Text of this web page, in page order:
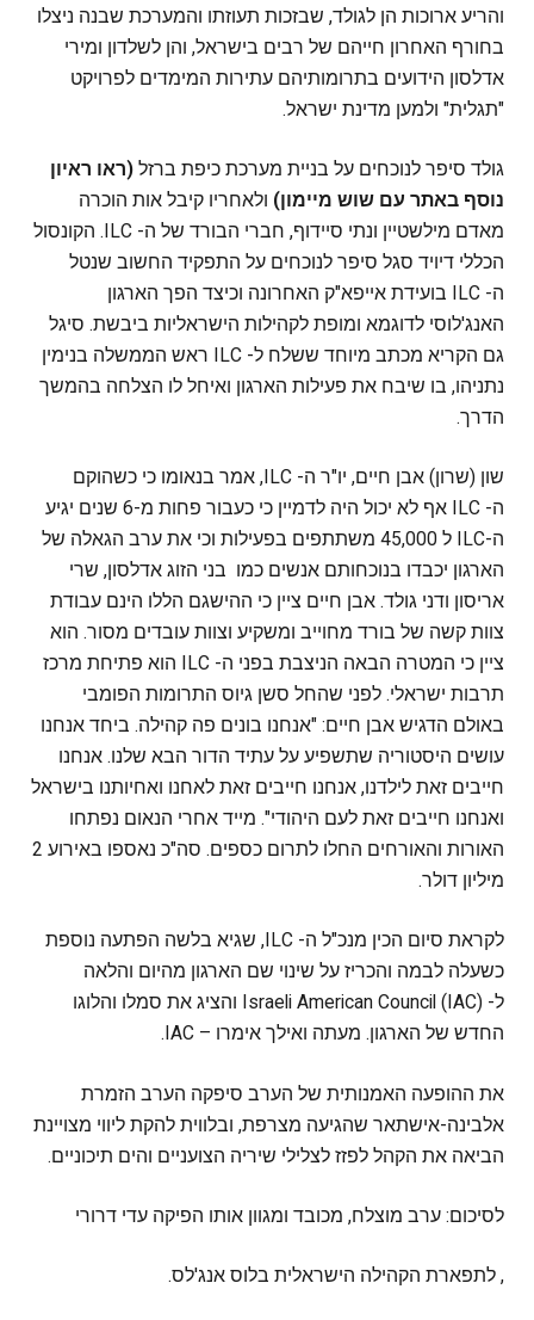
והריע ארוכות הן לגולד, שבזכות תעוזתו והמערכת שבנה ניצלו
בחורף האחרון חייהם של רבים בישראל, והן לשלדון ומירי
אדלסון הידועים בתרומותיהם עתירות המימדים לפרויקט
"תגלית" ולמען מדינת ישראל.
גולד סיפר לנוכחים על בניית מערכת כיפת ברזל (ראו ראיון
נוסף באתר עם שוש מיימון) ולאחריו קיבל אות הוכרה
מאדם מילשטיין ונתי סיידוף, חברי הבורד של ה- ILC. הקונסול
הכללי דיויד סגל סיפר לנוכחים על התפקיד החשוב שנטל
ה- ILC בועידת אייפא"ק האחרונה וכיצד הפך הארגון
האנג'לוסי לדוגמא ומופת לקהילות הישראליות ביבשת. סיגל
גם הקריא מכתב מיוחד ששלח ל- ILC ראש הממשלה בנימין
נתניהו, בו שיבח את פעילות הארגון ואיחל לו הצלחה בהמשך
הדרך.
שון (שרון) אבן חיים, יו"ר ה- ILC, אמר בנאומו כי כשהוקם
ה- ILC אף לא יכול היה לדמיין כי כעבור פחות מ-6 שנים יגיע
ה-ILC ל 45,000 משתתפים בפעילות וכי את ערב הגאלה של
הארגון יכבדו בנוכחותם אנשים כמו בני הזוג אדלסון, שרי
אריסון ודני גולד. אבן חיים ציין כי ההישגם הללו הינם עבודת
צוות קשה של בורד מחוייב ומשקיע וצוות עובדים מסור. הוא
ציין כי המטרה הבאה הניצבת בפני ה- ILC הוא פתיחת מרכז
תרבות ישראלי. לפני שהחל סשן גיוס התרומות הפומבי
באולם הדגיש אבן חיים: "אנחנו בונים פה קהילה. ביחד אנחנו
עושים היסטוריה שתשפיע על עתיד הדור הבא שלנו. אנחנו
חייבים זאת לילדנו, אנחנו חייבים זאת לאחנו ואחיותנו בישראל
ואנחנו חייבים זאת לעם היהודי". מייד אחרי הנאום נפתחו
האורות והאורחים החלו לתרום כספים. סה"כ נאספו באירוע 2
מיליון דולר.
לקראת סיום הכין מנכ"ל ה- ILC, שגיא בלשה הפתעה נוספת
כשעלה לבמה והכריז על שינוי שם הארגון מהיום והלאה
ל- Israeli American Council (IAC) והציג את סמלו והלוגו
החדש של הארגון. מעתה ואילך אימרו – IAC.
את ההופעה האמנותית של הערב סיפקה הערב הזמרת
אלבינה-אישתאר שהגיעה מצרפת, ובלווית להקת ליווי מצויינת
הביאה את הקהל לפזז לצלילי שיריה הצועניים והים תיכוניים.
לסיכום: ערב מוצלח, מכובד ומגוון אותו הפיקה עדי דרורי
, לתפארת הקהילה הישראלית בלוס אנג'לס.